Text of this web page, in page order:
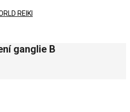
REIKI
ganglie B